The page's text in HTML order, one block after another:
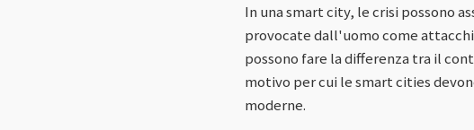
In una smart city, le crisi possono
provocate dall'uomo come
possono fare la differenza tra il
motivo per cui le smart cities
moderne.